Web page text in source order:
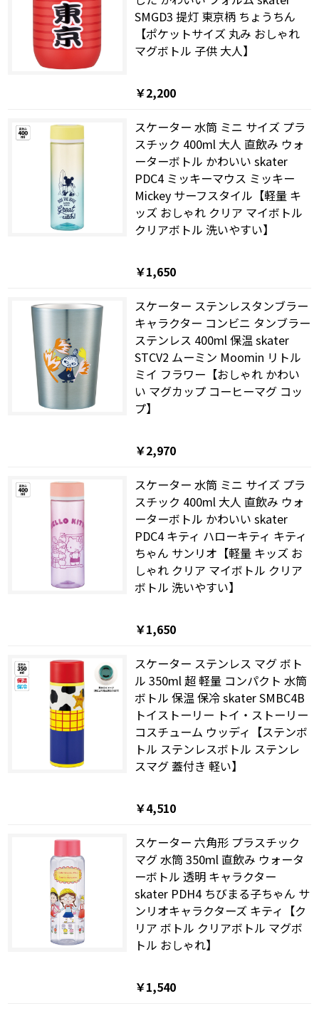
SMGD3 提灯 東京柄 ちょうちん
【ポケットサイズ 丸み おしゃれ
マグボトル 子供 大人】
￥2,200
スケーター 水筒 ミニ サイズ プラ
スチック 400ml 大人 直飲み ウォ
ーターボトル かわいい skater
PDC4 ミッキーマウス ミッキー
Mickey サーフスタイル【軽量 キ
ッズ おしゃれ クリア マイボトル
クリアボトル 洗いやすい】
￥1,650
スケーター ステンレスタンブラー
キャラクター コンビニ タンブラー
ステンレス 400ml 保温 skater
STCV2 ムーミン Moomin リトル
ミイ フラワー【おしゃれ かわい
い マグカップ コーヒーマグ コッ
プ】
￥2,970
スケーター 水筒 ミニ サイズ プラ
スチック 400ml 大人 直飲み ウォ
ーターボトル かわいい skater
PDC4 キティ ハローキティ キティ
ちゃん サンリオ【軽量 キッズ お
しゃれ クリア マイボトル クリア
ボトル 洗いやすい】
￥1,650
スケーター ステンレス マグ ボト
ル 350ml 超 軽量 コンパクト 水筒
ボトル 保温 保冷 skater SMBC4B
トイストーリー トイ・ストーリー
コスチューム ウッディ【ステンボ
トル ステンレスボトル ステンレ
スマグ 蓋付き 軽い】
￥4,510
スケーター 六角形 プラスチック
マグ 水筒 350ml 直飲み ウォータ
ーボトル 透明 キャラクター
skater PDH4 ちびまる子ちゃん サ
ンリオキャラクターズ キティ【ク
リア ボトル クリアボトル マグボ
トル おしゃれ】
￥1,540